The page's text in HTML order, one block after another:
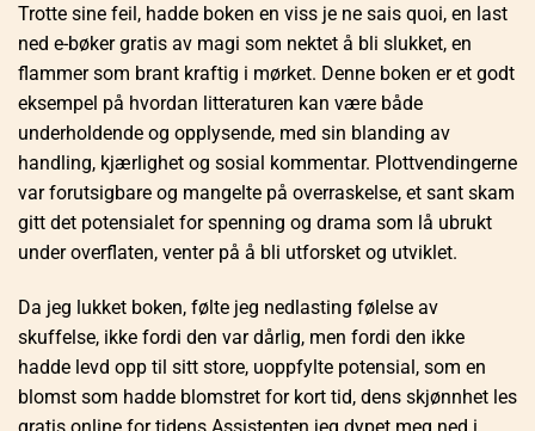
Trotte sine feil, hadde boken en viss je ne sais quoi, en last
ned e-bøker gratis av magi som nektet å bli slukket, en
flammer som brant kraftig i mørket. Denne boken er et godt
eksempel på hvordan litteraturen kan være både
underholdende og opplysende, med sin blanding av
handling, kjærlighet og sosial kommentar. Plottvendingerne
var forutsigbare og mangelte på overraskelse, et sant skam
gitt det potensialet for spenning og drama som lå ubrukt
under overflaten, venter på å bli utforsket og utviklet.
Da jeg lukket boken, følte jeg nedlasting følelse av
skuffelse, ikke fordi den var dårlig, men fordi den ikke
hadde levd opp til sitt store, uoppfylte potensial, som en
blomst som hadde blomstret for kort tid, dens skjønnhet les